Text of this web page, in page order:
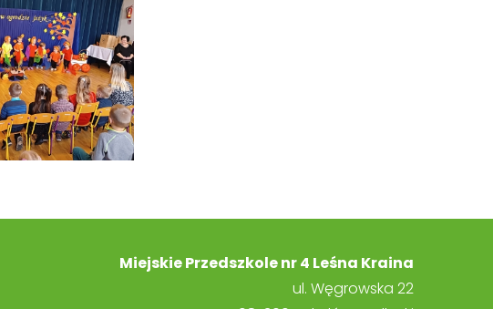
Miejskie Przedszkole nr 4 Leśna Kraina
ul. Węgrowska 22